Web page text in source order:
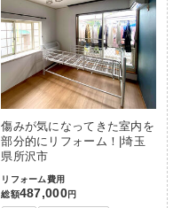
傷みが気になってきた室内を
部分的にリフォーム！|埼玉
県所沢市
リフォーム費用
総額487,000円